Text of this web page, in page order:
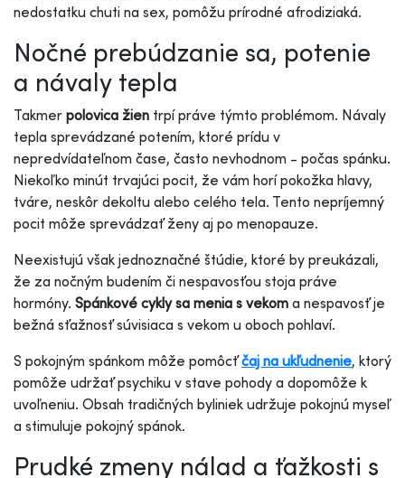
nedostatku chuti na sex, pomôžu prírodné afrodiziaká.
Nočné prebúdzanie sa, potenie
a návaly tepla
Takmer polovica žien trpí práve týmto problémom. Návaly
tepla sprevádzané potením, ktoré prídu v
nepredvídateľnom čase, často nevhodnom - počas spánku.
Niekoľko minút trvajúci pocit, že vám horí pokožka hlavy,
tváre, neskôr dekoltu alebo celého tela. Tento nepríjemný
pocit môže sprevádzať ženy aj po menopauze.
Neexistujú však jednoznačné štúdie, ktoré by preukázali,
že za nočným budením či nespavosťou stoja práve
hormóny. Spánkové cykly sa menia s vekom a nespavosť je
bežná sťažnosť súvisiaca s vekom u oboch pohlaví.
S pokojným spánkom môže pomôcťčaj na ukľudnenie, ktorý
pomôže udržať psychiku v stave pohody a dopomôže k
uvoľneniu. Obsah tradičných byliniek udržuje pokojnú myseľ
a stimuluje pokojný spánok.
Prudké zmeny nálad a ťažkosti s